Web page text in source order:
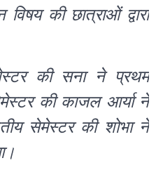
की छात्राओं द्वारा
की सना ने प्रथम
की काजल आर्या ने
सेमेस्टर की शोभा ने